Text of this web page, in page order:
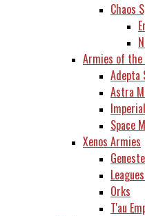
Chaos
Armies of the
Adepta
Astra
Space
Xenos Armies
Orks
T'au